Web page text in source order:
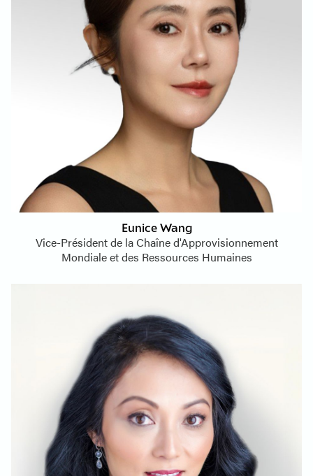
Eunice Wang
Vice-Président de la Chaîne d'Approvisionnement
Mondiale et des Ressources Humaines